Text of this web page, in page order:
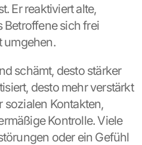
Er reaktiviert alte,
sich frei
umgehen.
schämt, desto stärker
desto mehr verstärkt
sozialen Kontakten,
Kontrolle. Viele
oder ein Gefühl